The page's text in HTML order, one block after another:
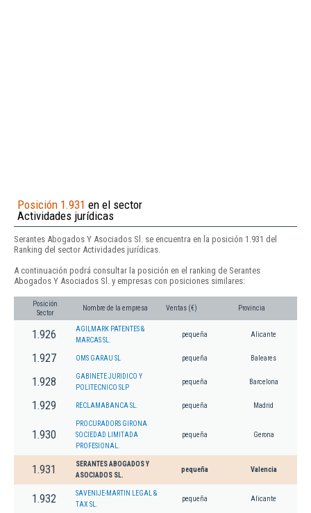
Posición 1.931 en el sector
Actividades jurídicas
Serantes Abogados Y Asociados Sl. se encuentra en la posición 1.931 del
Ranking del sector Actividades jurídicas.
A continuación podrá consultar la posición en el ranking de Serantes
Abogados Y Asociados Sl. y empresas con posiciones similares:
Posición
Sector
Nombre de la empresa Ventas (€) Provincia
1.926
AGILMARK PATENTES &
MARCAS SL.
pequeña Alicante
1.927 OMS GARAU SL pequeña Baleares
1.928
GABINETE JURIDICO Y
POLITECNICO SLP
pequeña Barcelona
1.929 RECLAMABANCA SL. pequeña Madrid
1.930
PROCURADORS GIRONA
SOCIEDAD LIMITADA
PROFESIONAL.
pequeña Gerona
1.931
SERANTES ABOGADOS Y
ASOCIADOS SL.
pequeña Valencia
1.932
SAVENIJE-MARTIN LEGAL &
TAX SL.
pequeña Alicante